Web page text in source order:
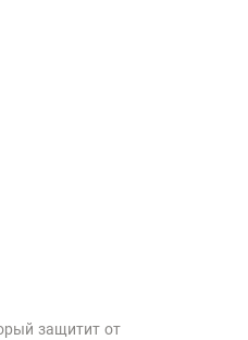
защитит от